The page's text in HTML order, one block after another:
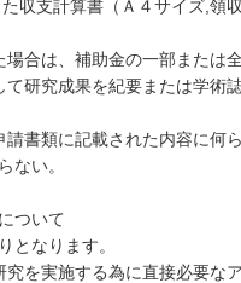
収支計算書（Ａ４サイズ,領
合は、補助金の一部または
研究成果を紀要または学術
書類に記載された内容に何
ない。
ついて
となります。
を実施する為に直接必要な